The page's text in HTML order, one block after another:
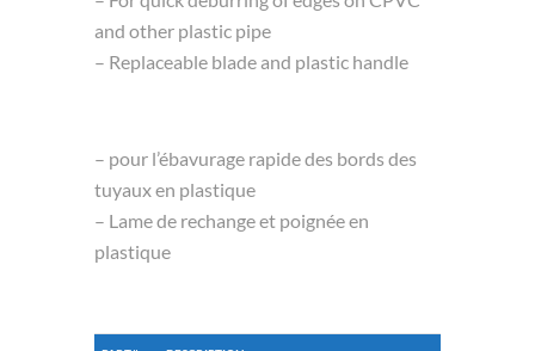
and other plastic pipe
– Replaceable blade and plastic handle
– pour l’ébavurage rapide des bords des
tuyaux en plastique
– Lame de rechange et poignée en
plastique